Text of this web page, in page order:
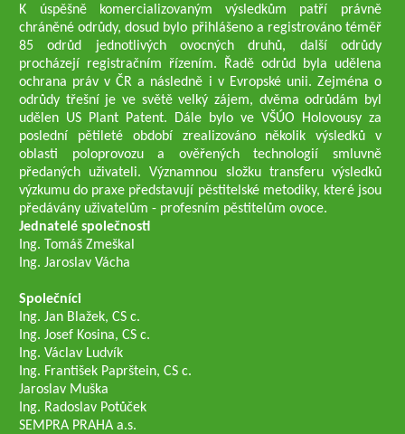
K úspěšně komercializovaným výsledkům patří právně
chráněné odrůdy, dosud bylo přihlášeno a registrováno téměř
85 odrůd jednotlivých ovocných druhů, další odrůdy
procházejí registračním řízením. Řadě odrůd byla udělena
ochrana práv v ČR a následně i v Evropské unii. Zejména o
odrůdy třešní je ve světě velký zájem, dvěma odrůdám byl
udělen US Plant Patent. Dále bylo ve VŠÚO Holovousy za
poslední pětileté období zrealizováno několik výsledků v
oblasti poloprovozu a ověřených technologií smluvně
předaných uživateli. Významnou složku transferu výsledků
výzkumu do praxe představují pěstitelské metodiky, které jsou
předávány uživatelům - profesním pěstitelům ovoce.
Jednatelé společnosti
Ing. Tomáš Zmeškal
Ing. Jaroslav Vácha
Společníci
Ing. Jan Blažek, CS c.
Ing. Josef Kosina, CS c.
Ing. Václav Ludvík
Ing. František Paprštein, CS c.
Jaroslav Muška
Ing. Radoslav Potůček
SEMPRA PRAHA a.s.